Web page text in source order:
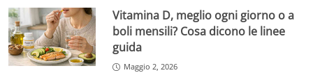
Vitamina D, meglio ogni giorno o a
boli mensili? Cosa dicono le linee
guida
Maggio 2, 2026